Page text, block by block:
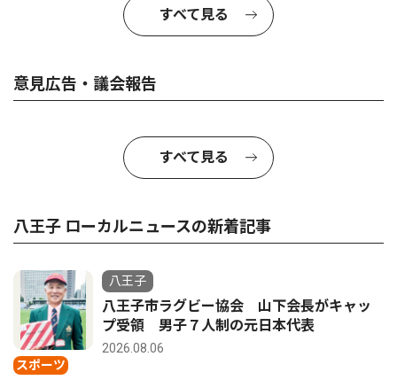
すべて見る
意見広告・議会報告
すべて見る
八王子 ローカルニュースの新着記事
スポーツ
八王子
八王子市ラグビー協会 山下会長がキャッ
プ受領 男子７人制の元日本代表
2026.08.06